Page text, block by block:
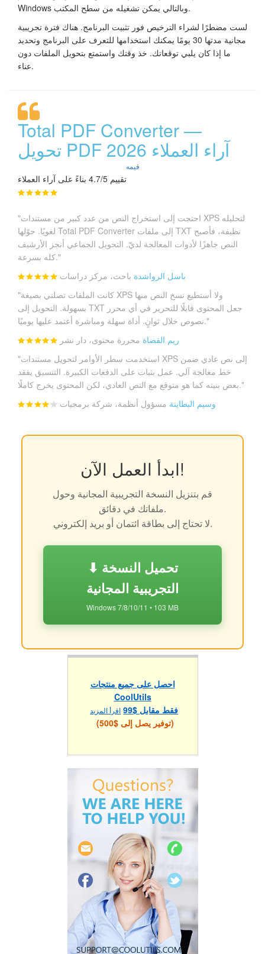
Windows وبالتالي يمكن تشغيله من سطح المكتب.
لست مضطرًا لشراء الترخيص فور تثبيت البرنامج. هناك فترة تجريبية
مجانية مدتها 30 يومًا يمكنك استخدامها للتعرف على البرنامج وتحديد
ما إذا كان يلبي توقعاتك. خذ وقتك واستمتع بتحويل الملفات دون
عناء.
Total PDF Converter —
تحويل PDF آراء العملاء 2026
قيمه
تقييم 4.7/5 بناءً على آراء العملاء
"احتجت إلى استخراج النص من عدد كبير من مستندات XPS لتحليله
لغويًا. حوّلها Total PDF Converter إلى ملفات TXT نظيفة، فأصبح
النص جاهزًا لأدوات المعالجة لديّ. التحويل الجماعي أنجز الأرشيف
كله بسرعة."
باسل الرواشدة باحث، مركز دراسات
"كانت الملفات تصلني بصيغة XPS ولا أستطيع نسخ النص منها
بسهولة. التحويل إلى TXT جعل المحتوى قابلًا للتحرير في أي محرر
نصوص خلال ثوانٍ. أداة سهلة ومباشرة أعتمد عليها يوميًا."
ريم القضاة محررة محتوى، دار نشر
"استخدمت سطر الأوامر لتحويل مستندات XPS إلى نص عادي ضمن
خط معالجة آلي. عمل بثبات على الدفعات الكبيرة. التنسيق يفقد
بعض بنيته كما هو متوقع مع النص العادي، لكن المحتوى يخرج كاملًا."
وسيم البطاينة مسؤول أنظمة، شركة برمجيات
ابدأ العمل الآن!
قم بتنزيل النسخة التجريبية المجانية وحول
ملفاتك في دقائق.
لا تحتاج إلى بطاقة ائتمان أو بريد إلكتروني.
⬇ تحميل النسخة
التجريبية المجانية
Windows 7/8/10/11 • 103 MB
احصل على جميع منتجات
CoolUtils
فقط مقابل $99
اقرأ المزيد
(توفير يصل إلى $500)